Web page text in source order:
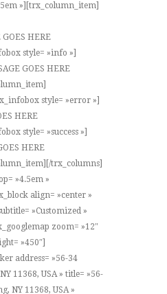
»][trx_column_item]
HERE
style= »info »]
GOES HERE
style= »error »]
HERE
style= »success »]
HERE
trx_columns]
»4.5em »
align= »center »
»Customized »
zoom= »12″
»450″]
address= »56-34
11368, USA » title= »56-
NY 11368, USA »